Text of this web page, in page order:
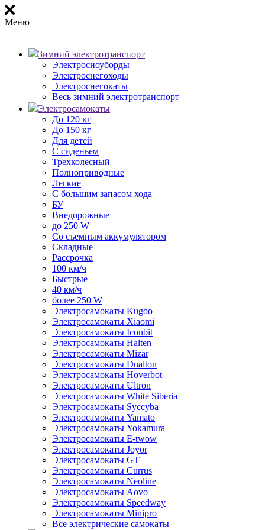
Меню
Зимний электротранспорт
Электросноуборды
Электроснегоходы
Электроснегокаты
Весь зимний электротранспорт
Электросамокаты
До 120 кг
До 150 кг
Для детей
С сиденьем
Трехколесный
Полноприводные
Легкие
С большим запасом хода
БУ
Внедорожные
до 250 W
Со съемным аккумулятором
Складные
Рассрочка
100 км/ч
Быстрые
40 км/ч
более 250 W
Электросамокаты Kugoo
Электросамокаты Xiaomi
Электросамокаты Iconbit
Электросамокаты Halten
Электросамокаты Mizar
Электросамокаты Dualton
Электросамокаты Hoverbot
Электросамокаты Ultron
Электросамокаты White Siberia
Электросамокаты Syccyba
Электросамокаты Yamato
Электросамокаты Yokamura
Электросамокаты E-twow
Электросамокаты Joyor
Электросамокаты GT
Электросамокаты Currus
Электросамокаты Neoline
Электросамокаты Aovo
Электросамокаты Speedway
Электросамокаты Minipro
Все электрические самокаты